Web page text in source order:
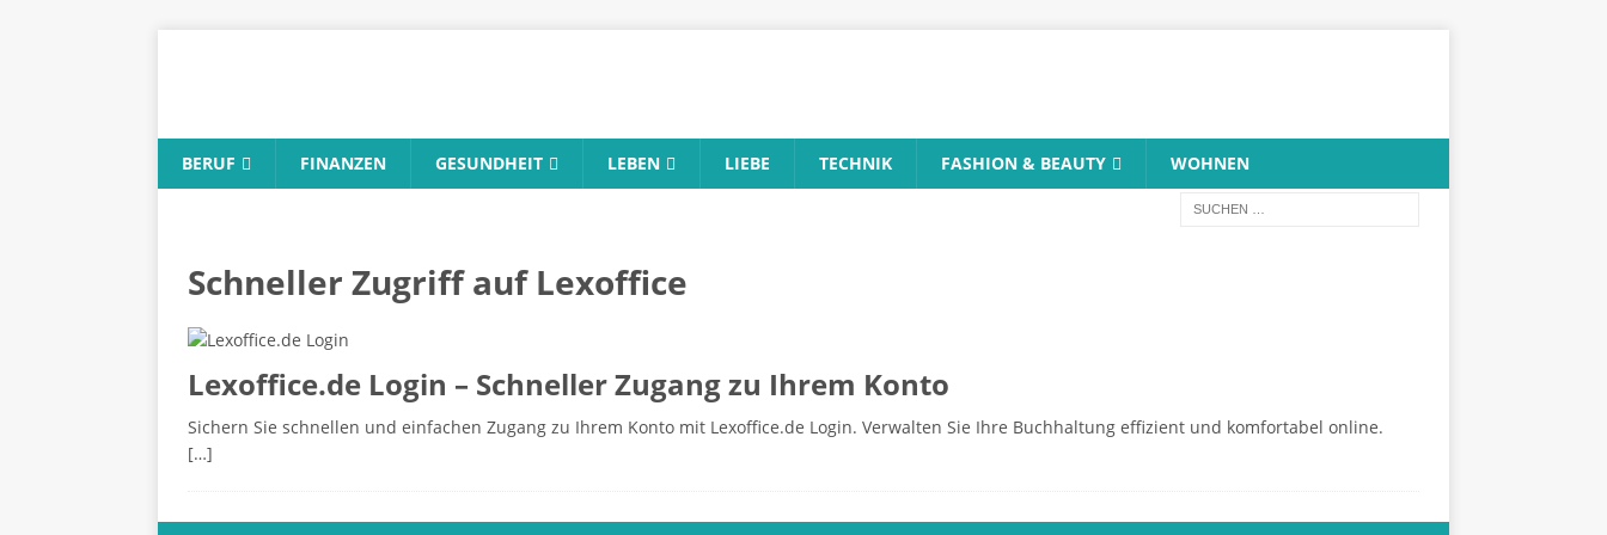
BERUF FINANZEN GESUNDHEIT LEBEN LIEBE TECHNIK FASHION & BEAUTY WOHNEN
Schneller Zugriff auf Lexoffice
Lexoffice.de Login – Schneller Zugang zu Ihrem Konto
Sichern Sie schnellen und einfachen Zugang zu Ihrem Konto mit Lexoffice.de Login. Verwalten Sie Ihre Buchhaltung effizient und komfortabel online.
[…]